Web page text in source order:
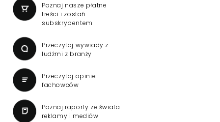
Poznaj nasze płatne
treści i zostań
subskrybentem
Przeczytaj wywiady z
ludźmi z branży
Przeczytaj opinie
fachowców
Poznaj raporty ze świata
reklamy i mediów